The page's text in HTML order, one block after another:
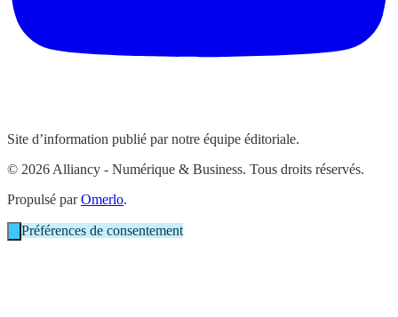
Site d’information publié par notre équipe éditoriale.
© 2026 Alliancy - Numérique & Business. Tous droits réservés.
Propulsé parOmerlo.
Préférences de consentement